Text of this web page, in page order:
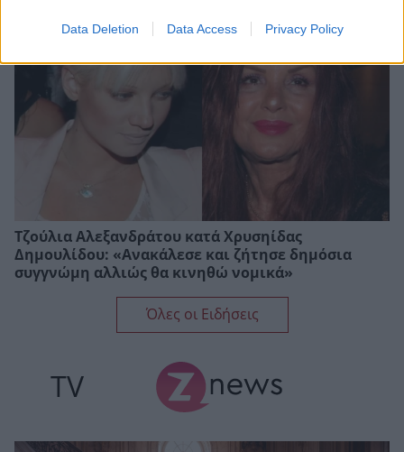
Data Deletion Data Access Privacy Policy
Τζούλια Αλεξανδράτου κατά Χρυσηίδας
Δημουλίδου: «Ανακάλεσε και ζήτησε δημόσια
συγγνώμη αλλιώς θα κινηθώ νομικά»
Όλες οι Ειδήσεις
TV